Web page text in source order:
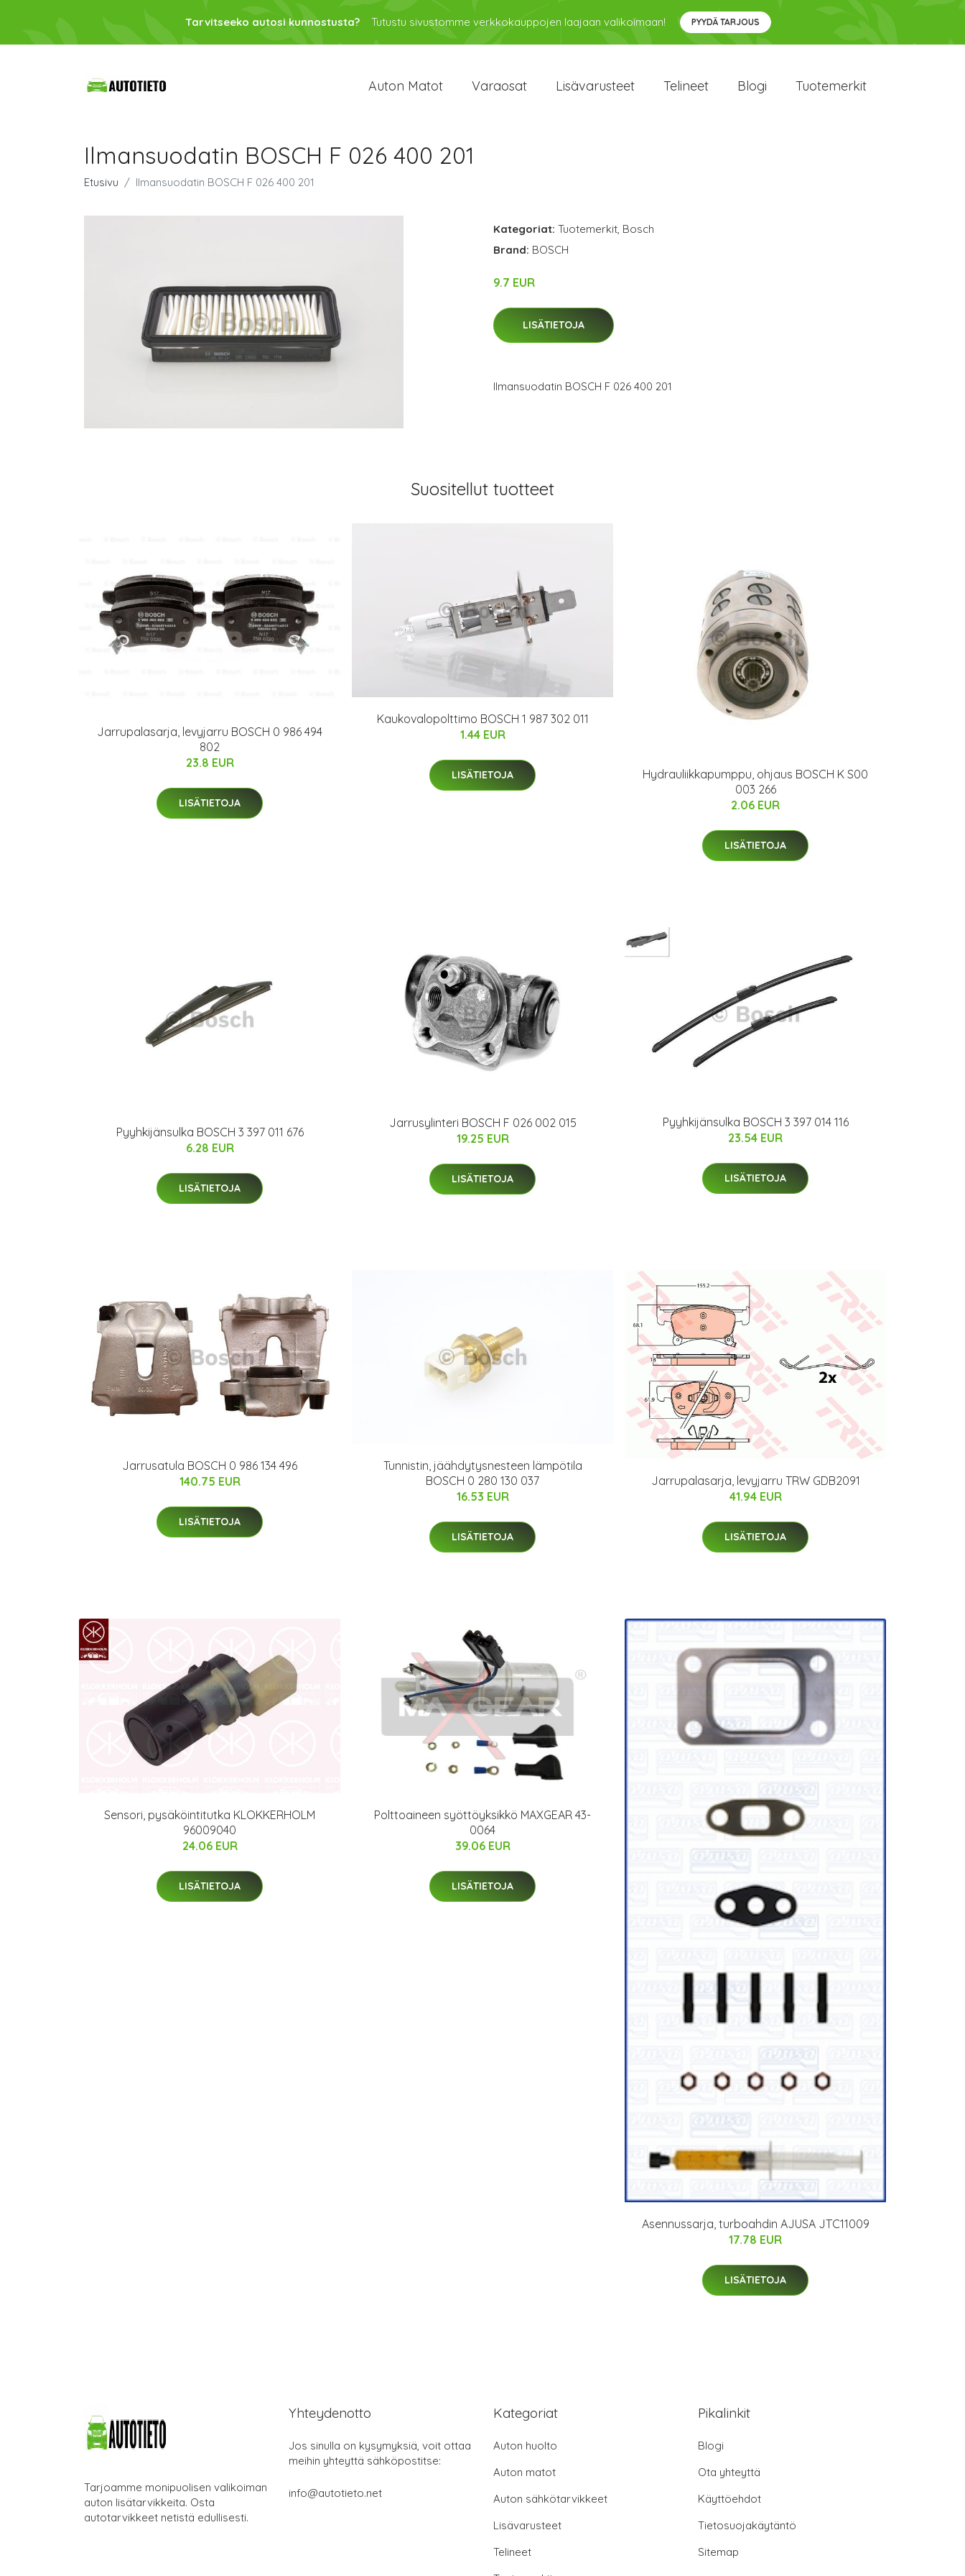
Tarvitseeko autosi kunnostusta? Tutustu sivustomme verkkokauppojen laajaan valikoimaan! PYYDÄ TARJOUS
Auton Matot Varaosat Lisävarusteet Telineet Blogi Tuotemerkit
Ilmansuodatin BOSCH F 026 400 201
Etusivu Ilmansuodatin BOSCH F 026 400 201
Kategoriat: Tuotemerkit, Bosch
Brand: BOSCH
9.7 EUR
LISÄTIETOJA
Ilmansuodatin BOSCH F 026 400 201
Suositellut tuotteet
Jarrupalasarja, levyjarru BOSCH 0 986 494
802
23.8 EUR
LISÄTIETOJA
Kaukovalopolttimo BOSCH 1 987 302 011
1.44 EUR
LISÄTIETOJA
Hydrauliikkapumppu, ohjaus BOSCH K S00
003 266
2.06 EUR
LISÄTIETOJA
Pyyhkijänsulka BOSCH 3 397 011 676
6.28 EUR
LISÄTIETOJA
Jarrusylinteri BOSCH F 026 002 015
19.25 EUR
LISÄTIETOJA
Pyyhkijänsulka BOSCH 3 397 014 116
23.54 EUR
LISÄTIETOJA
Jarrusatula BOSCH 0 986 134 496
140.75 EUR
LISÄTIETOJA
Tunnistin, jäähdytysnesteen lämpötila
BOSCH 0 280 130 037
16.53 EUR
LISÄTIETOJA
Jarrupalasarja, levyjarru TRW GDB2091
41.94 EUR
LISÄTIETOJA
Sensori, pysäköintitutka KLOKKERHOLM
96009040
24.06 EUR
LISÄTIETOJA
Polttoaineen syöttöyksikkö MAXGEAR 43-
0064
39.06 EUR
LISÄTIETOJA
Asennussarja, turboahdin AJUSA JTC11009
17.78 EUR
LISÄTIETOJA
Tarjoamme monipuolisen valikoiman
auton lisätarvikkeita. Osta
autotarvikkeet netistä edullisesti.
Yhteydenotto
Jos sinulla on kysymyksiä, voit ottaa
meihin yhteyttä sähköpostitse:
info@autotieto.net
Kategoriat
Auton huolto
Auton matot
Auton sähkötarvikkeet
Lisävarusteet
Telineet
Pikalinkit
Blogi
Ota yhteyttä
Käyttöehdot
Tietosuojakäytäntö
Sitemap